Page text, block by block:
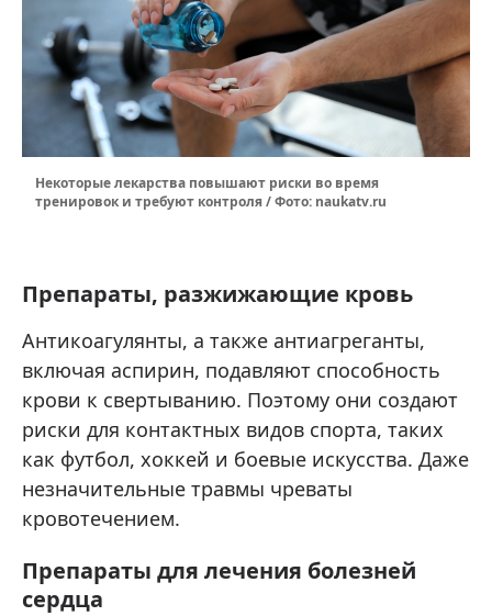
Некоторые лекарства повышают риски во время
тренировок и требуют контроля / Фото: naukatv.ru
Препараты, разжижающие кровь
Антикоагулянты, а также антиагреганты,
включая аспирин, подавляют способность
крови к свертыванию. Поэтому они создают
риски для контактных видов спорта, таких
как футбол, хоккей и боевые искусства. Даже
незначительные травмы чреваты
кровотечением.
Препараты для лечения болезней
сердца